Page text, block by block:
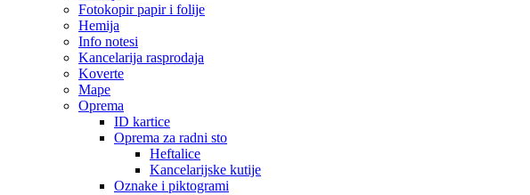
Fotokopir papir i folije
Hemija
Info notesi
Kancelarija rasprodaja
Koverte
Mape
Oprema
ID kartice
Oprema za radni sto
Heftalice
Kancelarijske kutije
Oznake i piktogrami